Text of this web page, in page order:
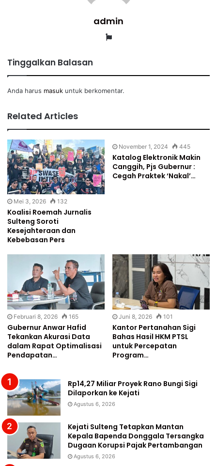
admin
Website
Tinggalkan Balasan
Anda harus masuk untuk berkomentar.
Related Articles
Mei 3, 2026 132
Koalisi Roemah Jurnalis
Sulteng Soroti
Kesejahteraan dan
Kebebasan Pers
November 1, 2024 445
Katalog Elektronik Makin
Canggih, Pjs Gubernur :
Cegah Praktek ‘Nakal’…
Februari 8, 2026 165
Gubernur Anwar Hafid
Tekankan Akurasi Data
dalam Rapat Optimalisasi
Pendapatan…
Juni 8, 2026 101
Kantor Pertanahan Sigi
Bahas Hasil HKM PTSL
untuk Percepatan
Program…
Rp14,27 Miliar Proyek Rano Bungi Sigi
Dilaporkan ke Kejati
Agustus 6, 2026
Kejati Sulteng Tetapkan Mantan
Kepala Bapenda Donggala Tersangka
Dugaan Korupsi Pajak Pertambangan
Agustus 6, 2026